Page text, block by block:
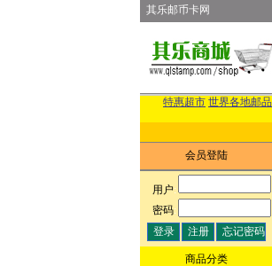
其乐邮币卡网
特惠超市 世界各地邮品
会员登陆
用户:
密码:
商品分类